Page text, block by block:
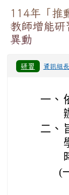
114年「推
教師增能
異動
研習 資訊組長
一、
二、
(